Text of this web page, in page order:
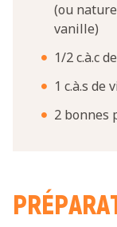
(ou
vanille)
1/2 c.à.c
1 c.à.s de
2 bonnes